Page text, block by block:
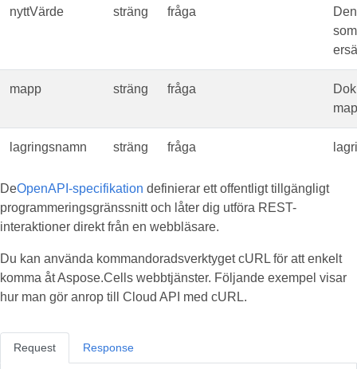
nyttVärde sträng fråga
mapp sträng fråga
lagringsnamn sträng fråga
DeOpenAPI-specifikation definierar ett offentligt tillgängligt
programmeringsgränssnitt och låter dig utföra REST-
interaktioner direkt från en webbläsare.
Du kan använda kommandoradsverktyget cURL för att enkelt
komma åt Aspose.Cells webbtjänster. Följande exempel visar
hur man gör anrop till Cloud API med cURL.
Request Response